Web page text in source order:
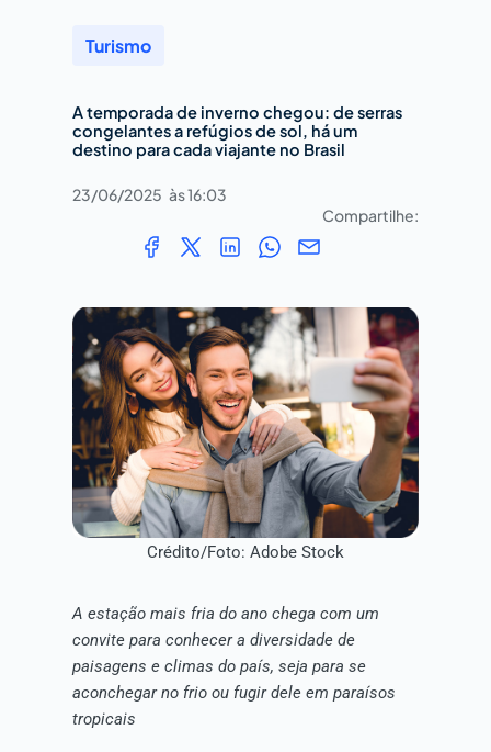
Turismo
A temporada de inverno chegou: de serras
congelantes a refúgios de sol, há um
destino para cada viajante no Brasil
23/06/2025 às16:03
Compartilhe:
Crédito/Foto: Adobe Stock
A estação mais fria do ano chega com um
convite para conhecer a diversidade de
paisagens e climas do país, seja para se
aconchegar no frio ou fugir dele em paraísos
tropicais